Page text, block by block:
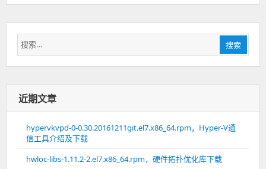
搜
索：
搜索
近期文章
hypervkvpd-0-0.30.20161211git.el7.x86_64.rpm，Hyper-V通
信工具介绍及下载
hwloc-libs-1.11.2-2.el7.x86_64.rpm，硬件拓扑优化库下载